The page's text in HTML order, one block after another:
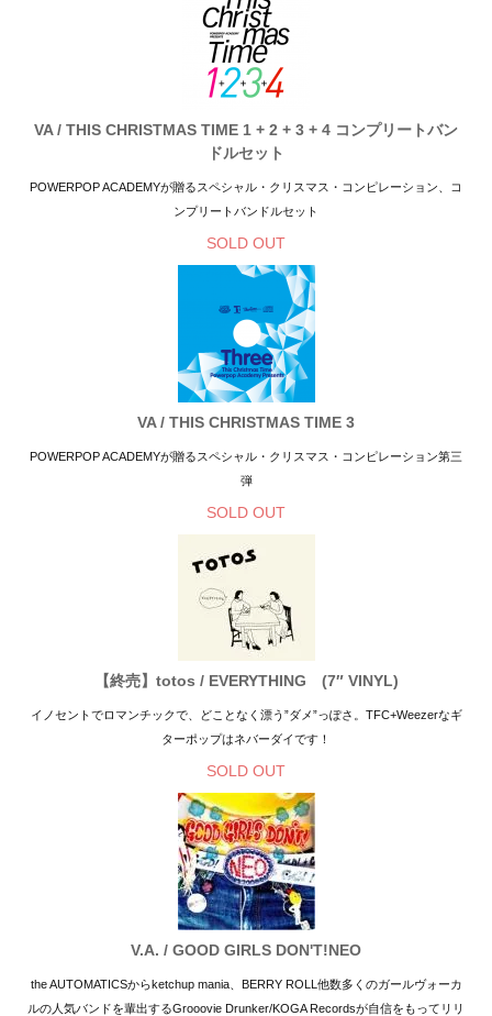
VA / THIS CHRISTMAS TIME 1 + 2 + 3 + 4 コンプリートバン
ドルセット
POWERPOP ACADEMYが贈るスペシャル・クリスマス・コンピレーション、コ
ンプリートバンドルセット
SOLD OUT
VA / THIS CHRISTMAS TIME 3
POWERPOP ACADEMYが贈るスペシャル・クリスマス・コンピレーション第三
弾
SOLD OUT
【終売】totos / EVERYTHING (7″ VINYL)
イノセントでロマンチックで、どことなく漂う”ダメ”っぽさ。TFC+Weezerなギ
ターポップはネバーダイです！
SOLD OUT
V.A. / GOOD GIRLS DON'T!NEO
the AUTOMATICSからketchup mania、BERRY ROLL他数多くのガールヴォーカ
ルの人気バンドを輩出するGrooovie Drunker/KOGA Recordsが自信をもってリリ